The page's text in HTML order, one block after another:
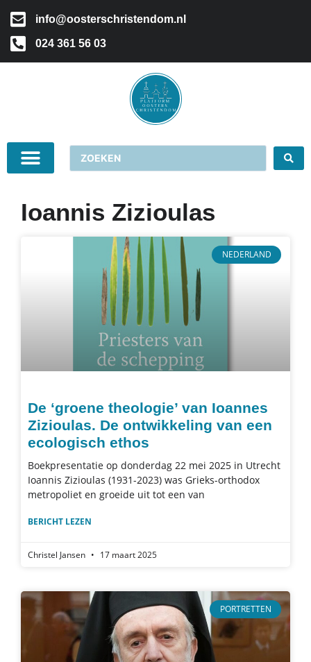
info@oosterschristendom.nl
024 361 56 03
Ioannis Zizioulas
NEDERLAND
De ‘groene theologie’ van Ioannes
Zizioulas. De ontwikkeling van een
ecologisch ethos
Boekpresentatie op donderdag 22 mei 2025 in Utrecht
Ioannis Zizioulas (1931-2023) was Grieks-orthodox
metropoliet en groeide uit tot een van
BERICHT LEZEN
Christel Jansen 17 maart 2025
PORTRETTEN